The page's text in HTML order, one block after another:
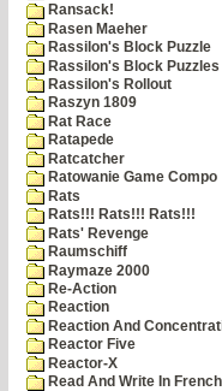
Ransack!
Rasen Maeher
Rassilon's Block Puzzle
Rassilon's Block Puzzles
Rassilon's Rollout
Raszyn 1809
Rat Race
Ratapede
Ratcatcher
Ratowanie Game Compo
Rats
Rats!!! Rats!!! Rats!!!
Rats' Revenge
Raumschiff
Raymaze 2000
Re-Action
Reaction
Reaction And
Reactor Five
Reactor-X
Read And Write In